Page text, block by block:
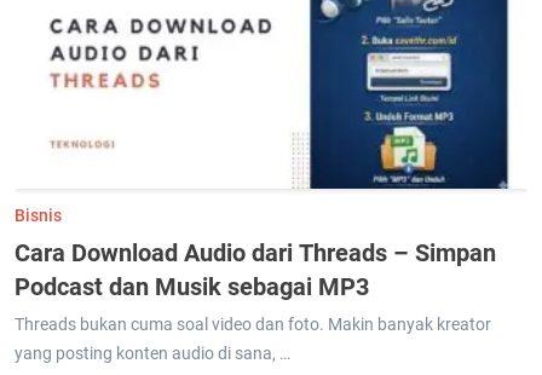
Bisnis
Cara Download Audio dari Threads – Simpan
Podcast dan Musik sebagai MP3
Threads bukan cuma soal video dan foto. Makin banyak kreator
yang posting konten audio di sana, …